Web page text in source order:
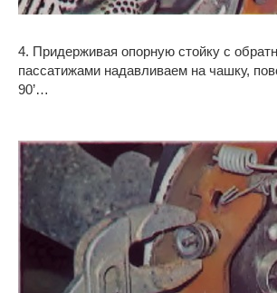
4. Придерживая опорную стойку с
пассатижами надавливаем на чашку,
90’…